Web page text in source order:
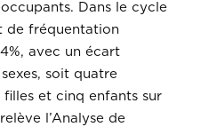
Dans le cycle
de fréquentation
avec un écart
soit quatre
filles et cinq enfants sur
l’Analyse de